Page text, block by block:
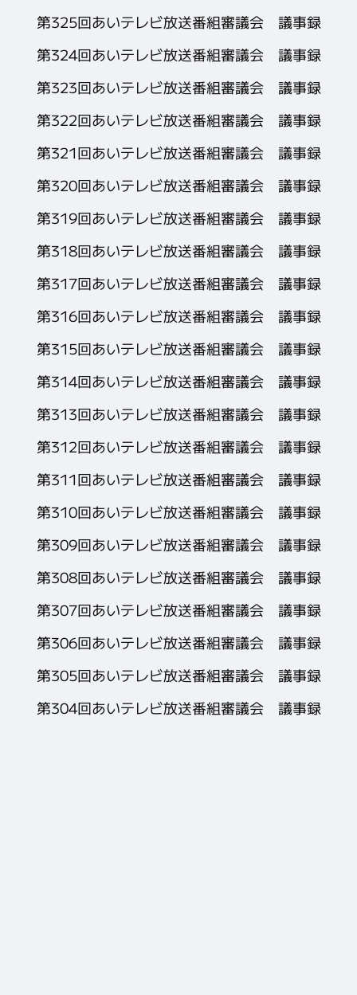
第325回あいテレビ放送番組審議会 議事録
第324回あいテレビ放送番組審議会 議事録
第323回あいテレビ放送番組審議会 議事録
第322回あいテレビ放送番組審議会 議事録
第321回あいテレビ放送番組審議会 議事録
第320回あいテレビ放送番組審議会 議事録
第319回あいテレビ放送番組審議会 議事録
第318回あいテレビ放送番組審議会 議事録
第317回あいテレビ放送番組審議会 議事録
第316回あいテレビ放送番組審議会 議事録
第315回あいテレビ放送番組審議会 議事録
第314回あいテレビ放送番組審議会 議事録
第313回あいテレビ放送番組審議会 議事録
第312回あいテレビ放送番組審議会 議事録
第311回あいテレビ放送番組審議会 議事録
第310回あいテレビ放送番組審議会 議事録
第309回あいテレビ放送番組審議会 議事録
第308回あいテレビ放送番組審議会 議事録
第307回あいテレビ放送番組審議会 議事録
第306回あいテレビ放送番組審議会 議事録
第305回あいテレビ放送番組審議会 議事録
第304回あいテレビ放送番組審議会 議事録